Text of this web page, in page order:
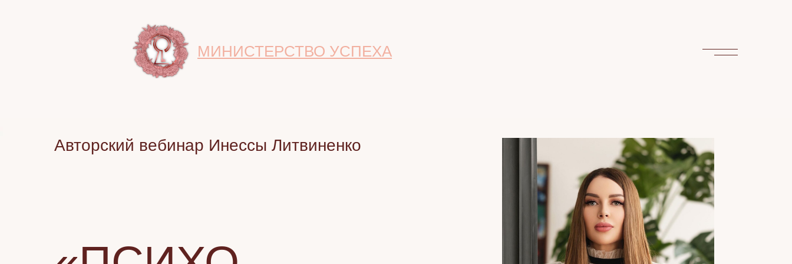
МИНИСТЕРСТВО УСПЕХА
Авторский вебинар Инессы Литвиненко